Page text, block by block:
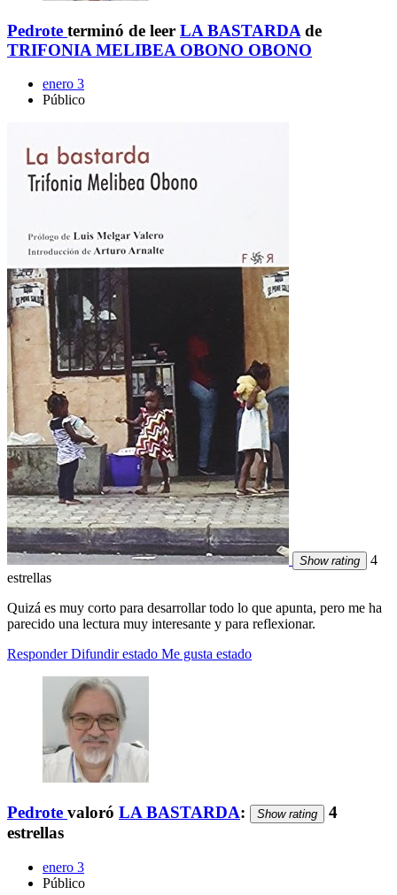
Pedrote terminó de leer LA BASTARDA de
TRIFONIA MELIBEA OBONO OBONO
enero 3
Público
Show rating
4
estrellas
Quizá es muy corto para desarrollar todo lo que apunta, pero me ha
parecido una lectura muy interesante y para reflexionar.
Responder Difundir estado Me gusta estado
Pedrote valoró LA BASTARDA: Show rating
4
estrellas
enero 3
Público